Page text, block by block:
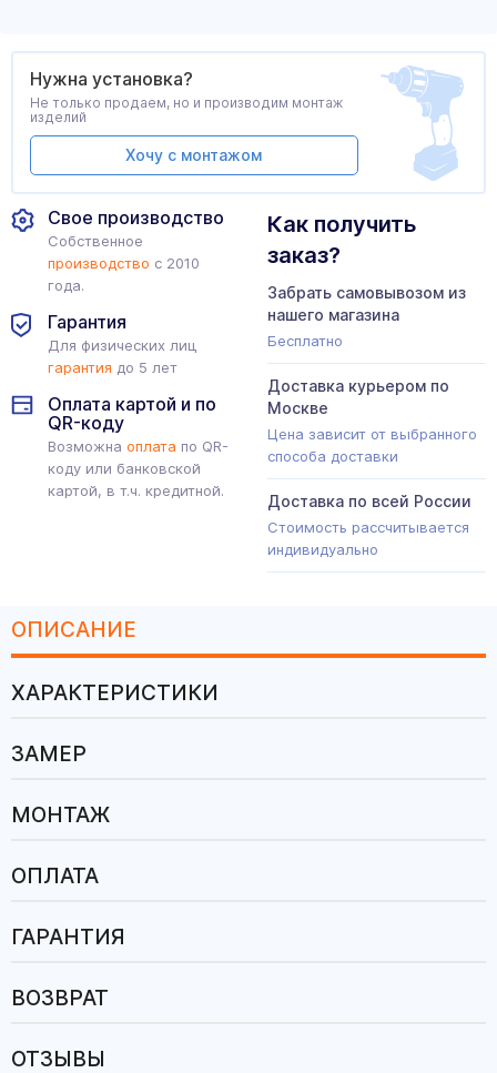
Свое производство
Собственное
производство с 2010
года.
Гарантия
Для физических лиц
гарантия до 5 лет
Оплата картой и по
QR-коду
Возможна оплата по QR-
коду или банковской
картой, в т.ч. кредитной.
Как получить
заказ?
Забрать самовывозом из
нашего магазина
Бесплатно
Доставка курьером по
Москве
Цена зависит от выбранного
способа доставки
Доставка по всей России
Стоимость рассчитывается
индивидуально
Нужна установка?
Не только продаем, но и производим монтаж
изделий
Хочу с монтажом
ОПИСАНИЕ
ХАРАКТЕРИСТИКИ
ЗАМЕР
МОНТАЖ
ОПЛАТА
ГАРАНТИЯ
ВОЗВРАТ
ОТЗЫВЫ